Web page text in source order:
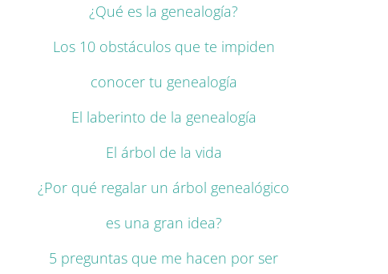
¿Qué es la genealogía?
Los 10 obstáculos que te impiden
conocer tu genealogía
El laberinto de la genealogía
El árbol de la vida
¿Por qué regalar un árbol genealógico
es una gran idea?
5 preguntas que me hacen por ser